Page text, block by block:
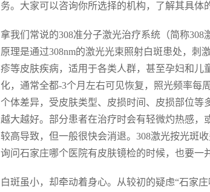
务。大家可以咨询你所选择的机构，了解其具体
拿我们常说的308准分子激光治疗系统（简称308
原理是通过308nm的激光光束照射白斑患处，刺
疹等皮肤疾病，适用于各类人群，甚至孕妇和
化，通常全都-3个月左右可见恢复，照光频率每
个体差异，受皮肤类型、皮损时间、皮损部位等
越大越好。部分患者在治疗时会有轻微灼热感，
较高导致，但一般很快会消退。308激光按光斑
询问石家庄哪个医院有皮肤镜检的时候，也要一
白斑虽小，却牵动着身心。从较初的疑虑“石家